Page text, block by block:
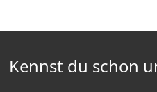
Kennst du schon